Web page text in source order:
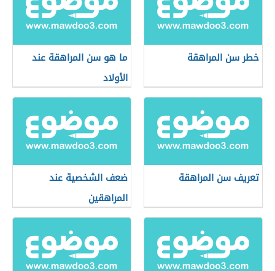
خطر سن المراهقة
ما هو سن المراهقة عند
الأولاد
تعريف سن المراهقة
ضعف الشخصية عند
المراهقين